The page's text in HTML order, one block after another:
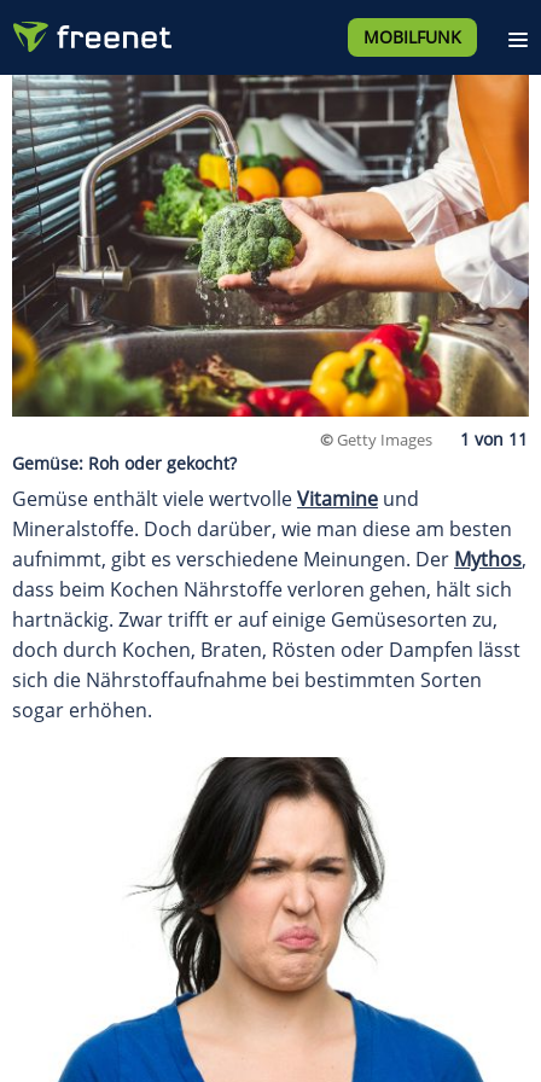
MOBILFUNK
©Getty Images
Gemüse: Roh oder gekocht?
Gemüse enthält viele wertvolleVitamine und
Mineralstoffe. Doch darüber, wie man diese am besten
aufnimmt, gibt es verschiedene Meinungen. Der Mythos,
dass beim Kochen Nährstoffeverloren gehen, hält sich
hartnäckig. Zwar trifft er auf einige Gemüsesorten zu,
doch durch Kochen, Braten, Rösten oder Dampfen lässt
sich die Nährstoffaufnahme bei bestimmten Sorten
sogar erhöhen.